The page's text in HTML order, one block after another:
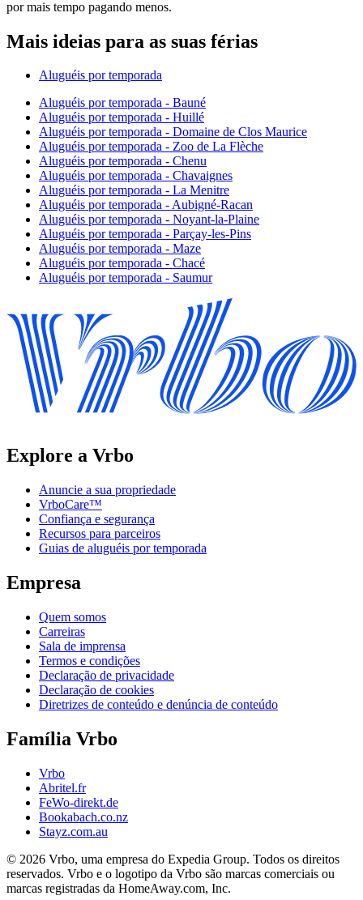
por mais tempo pagando menos.
Mais ideias para as suas férias
Aluguéis por temporada
Aluguéis por temporada - Bauné
Aluguéis por temporada - Huillé
Aluguéis por temporada - Domaine de Clos Maurice
Aluguéis por temporada - Zoo de La Flèche
Aluguéis por temporada - Chenu
Aluguéis por temporada - Chavaignes
Aluguéis por temporada - La Menitre
Aluguéis por temporada - Aubigné-Racan
Aluguéis por temporada - Noyant-la-Plaine
Aluguéis por temporada - Parçay-les-Pins
Aluguéis por temporada - Maze
Aluguéis por temporada - Chacé
Aluguéis por temporada - Saumur
Explore a Vrbo
Anuncie a sua propriedade
VrboCare™
Confiança e segurança
Recursos para parceiros
Guias de aluguéis por temporada
Empresa
Quem somos
Carreiras
Sala de imprensa
Termos e condições
Declaração de privacidade
Declaração de cookies
Diretrizes de conteúdo e denúncia de conteúdo
Família Vrbo
Vrbo
Abritel.fr
FeWo-direkt.de
Bookabach.co.nz
Stayz.com.au
© 2026 Vrbo, uma empresa do Expedia Group. Todos os direitos
reservados. Vrbo e o logotipo da Vrbo são marcas comerciais ou
marcas registradas da HomeAway.com, Inc.